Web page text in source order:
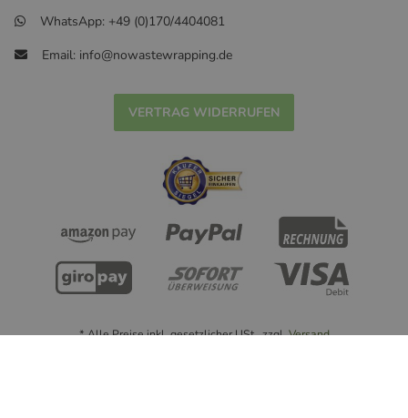
WhatsApp: +49 (0)170/4404081
Email: info@nowastewrapping.de
VERTRAG WIDERRUFEN
* Alle Preise inkl. gesetzlicher USt., zzgl.Versand